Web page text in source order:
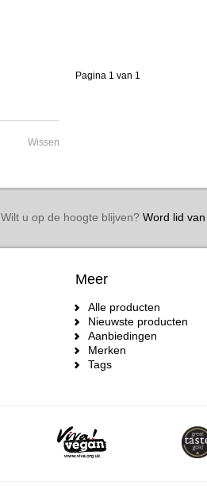
Pagina 1 van 1
Wissen
Wilt u op de hoogte blijven?Word lid van
Meer
Alle producten
Nieuwste producten
Aanbiedingen
Merken
Tags